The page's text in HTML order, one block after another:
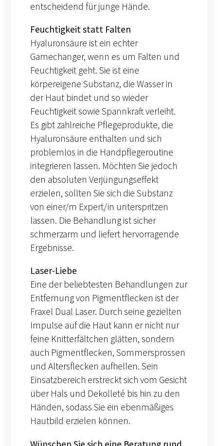
entscheidend für junge Hände.
Feuchtigkeit statt Falten
Hyaluronsäure ist ein echter
Gamechanger, wenn es um Falten und
Feuchtigkeit geht. Sie ist eine
körpereigene Substanz, die Wasser in
der Haut bindet und so wieder
Feuchtigkeit sowie Spannkraft verleiht.
Es gibt zahlreiche Pflegeprodukte, die
Hyaluronsäure enthalten und sich
problemlos in die Handpflegeroutine
integrieren lassen. Möchten Sie jedoch
den absoluten Verjüngungseffekt
erzielen, sollten Sie sich die Substanz
von einer/m Expert/in unterspritzen
lassen. Die Behandlung ist sicher
schmerzarm und liefert hervorragende
Ergebnisse.
Laser-Liebe
Eine der beliebtesten Behandlungen zur
Entfernung von Pigmentflecken ist der
Fraxel Dual Laser. Durch seine gezielten
Impulse auf die Haut kann er nicht nur
feine Knitterfältchen glätten, sondern
auch Pigmentflecken, Sommersprossen
und Altersflecken aufhellen. Sein
Einsatzbereich erstreckt sich vom Gesicht
über Hals und Dekolleté bis hin zu den
Händen, sodass Sie ein ebenmäßiges
Hautbild erzielen können.